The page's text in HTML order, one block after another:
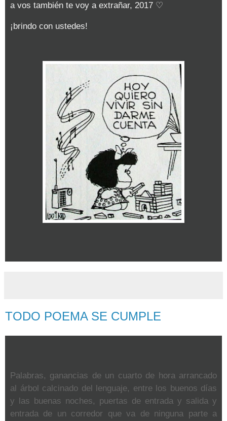
a vos también te voy a extrañar, 2017 ♡
¡brindo con ustedes!
TODO POEMA SE CUMPLE
Palabras, ganancias de un cuarto de hora arrancado
al árbol calcinado del lenguaje, entre los buenos días
y las buenas noches, puertas de entrada y salida y
entrada de un corredor que va de ninguna parte a